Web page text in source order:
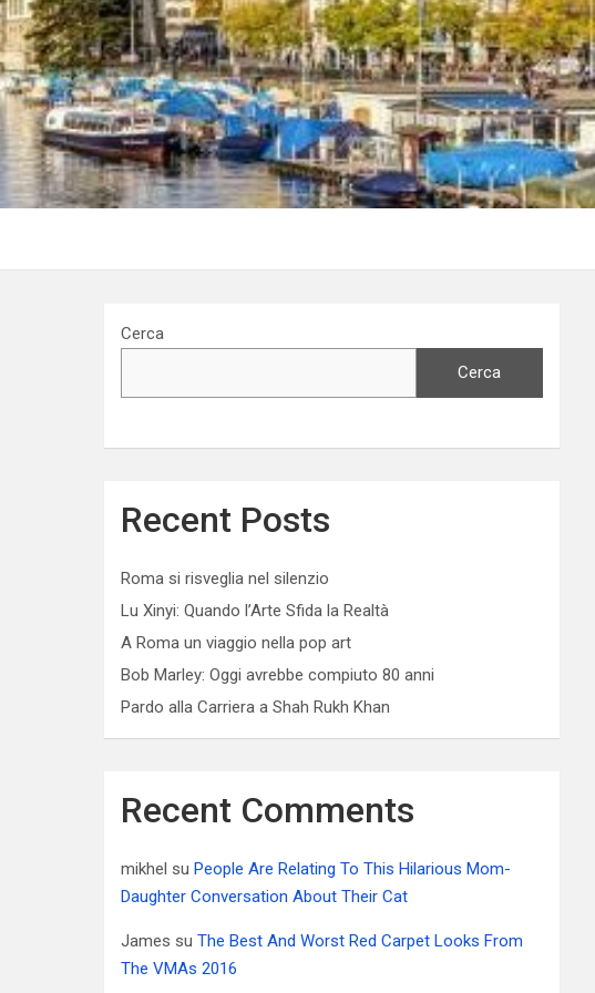
Cerca
Cerca
Recent Posts
Roma si risveglia nel silenzio
Lu Xinyi: Quando l’Arte Sfida la Realtà
A Roma un viaggio nella pop art
Bob Marley: Oggi avrebbe compiuto 80 anni
Pardo alla Carriera a Shah Rukh Khan
Recent Comments
mikhel su People Are Relating To This Hilarious Mom-
Daughter Conversation About Their Cat
James suThe Best And Worst Red Carpet Looks From
The VMAs 2016